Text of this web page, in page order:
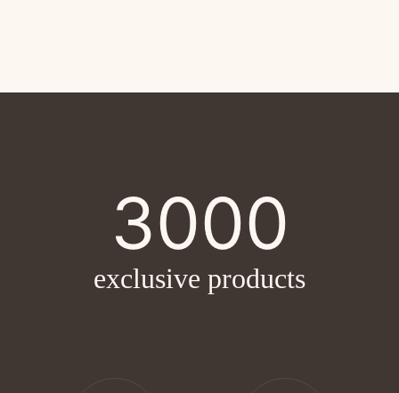
3000
exclusive products